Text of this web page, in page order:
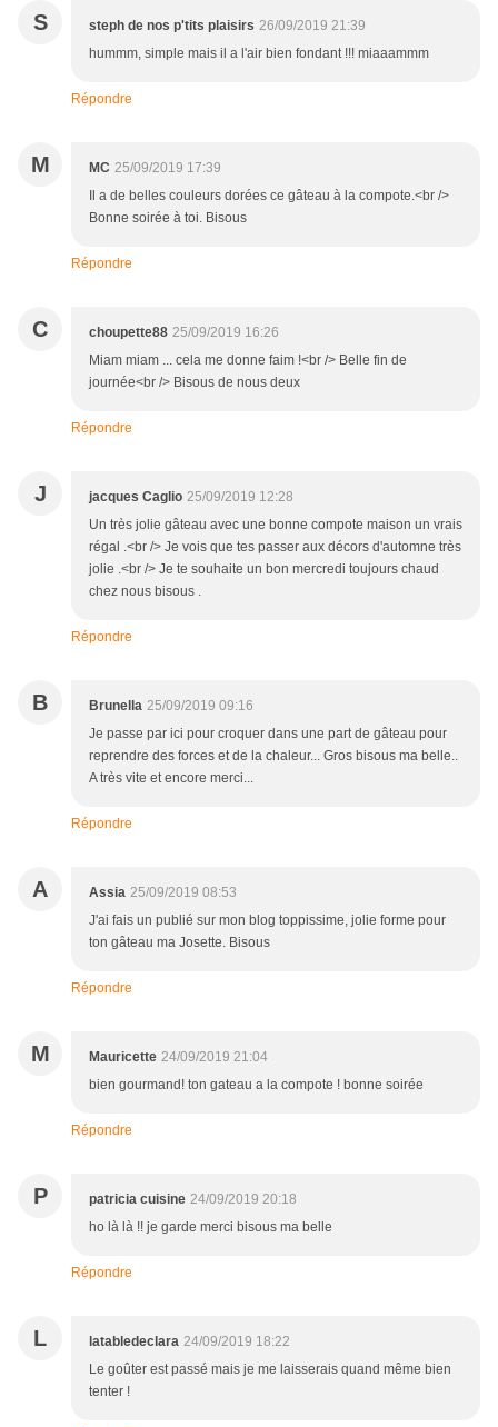
S steph de nos p'tits plaisirs 26/09/2019 21:39
hummm, simple mais il a l'air bien fondant !!! miaaammm
Répondre
M MC 25/09/2019 17:39
Il a de belles couleurs dorées ce gâteau à la compote.<br />
Bonne soirée à toi. Bisous
Répondre
C choupette88 25/09/2019 16:26
Miam miam ... cela me donne faim !<br /> Belle fin de
journée<br /> Bisous de nous deux
Répondre
J jacques Caglio 25/09/2019 12:28
Un très jolie gâteau avec une bonne compote maison un vrais
régal .<br /> Je vois que tes passer aux décors d'automne très
jolie .<br /> Je te souhaite un bon mercredi toujours chaud
chez nous bisous .
Répondre
B Brunella 25/09/2019 09:16
Je passe par ici pour croquer dans une part de gâteau pour
reprendre des forces et de la chaleur... Gros bisous ma belle..
A très vite et encore merci...
Répondre
A Assia 25/09/2019 08:53
J'ai fais un publié sur mon blog toppissime, jolie forme pour
ton gâteau ma Josette. Bisous
Répondre
M Mauricette 24/09/2019 21:04
bien gourmand! ton gateau a la compote ! bonne soirée
Répondre
P patricia cuisine 24/09/2019 20:18
ho là là !! je garde merci bisous ma belle
Répondre
L latabledeclara 24/09/2019 18:22
Le goûter est passé mais je me laisserais quand même bien
tenter !